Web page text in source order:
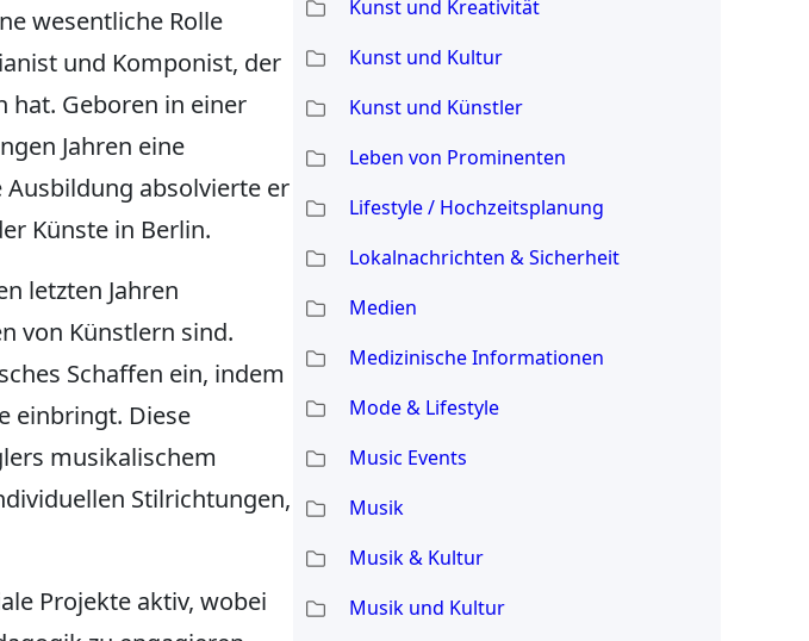
wesentliche Rolle
und Komponist, der
hat. Geboren in einer
Jahren eine
Ausbildung absolvierte er
Künste in Berlin.
letzten Jahren
von Künstlern sind.
Schaffen ein, indem
einbringt. Diese
musikalischem
Stilrichtungen,
Projekte aktiv, wobei
Kunst und Kreativität
Kunst und Kultur
Kunst und Künstler
Leben von Prominenten
Lifestyle / Hochzeitsplanung
Lokalnachrichten & Sicherheit
Medien
Medizinische Informationen
Mode & Lifestyle
Music Events
Musik
Musik & Kultur
Musik und Kultur